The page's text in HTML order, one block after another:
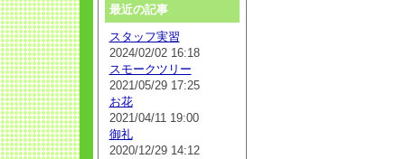
最近の記事
スタッフ実習
2024/02/02 16:18
スモークツリー
2021/05/29 17:25
お花
2021/04/11 19:00
御礼
2020/12/29 14:12